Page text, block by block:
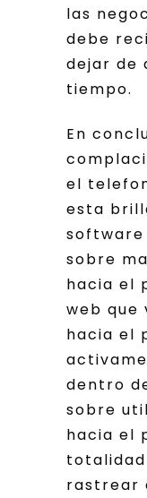
las
debe
dejar de
tiempo.
En
el
esta
software
sobre
hacia el
web que
hacia el
dentro
sobre
hacia el
rastrear